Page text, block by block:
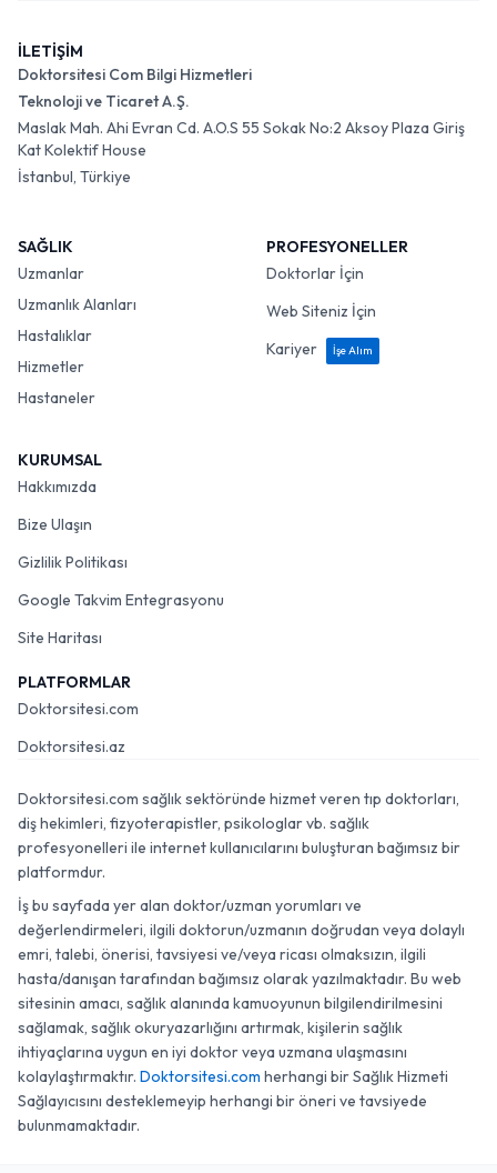
İLETİŞİM
Doktorsitesi Com Bilgi Hizmetleri
Teknoloji ve Ticaret A.Ş.
Maslak Mah. Ahi Evran Cd. A.O.S 55 Sokak No:2 Aksoy Plaza Giriş
Kat Kolektif House
İstanbul, Türkiye
SAĞLIK
Uzmanlar
Uzmanlık Alanları
Hastalıklar
Hizmetler
Hastaneler
PROFESYONELLER
Doktorlar İçin
Web Siteniz İçin
Kariyer
İşe Alım
KURUMSAL
Hakkımızda
Bize Ulaşın
Gizlilik Politikası
Google Takvim Entegrasyonu
Site Haritası
PLATFORMLAR
Doktorsitesi.com
Doktorsitesi.az
Doktorsitesi.com sağlık sektöründe hizmet veren tıp doktorları,
diş hekimleri, fizyoterapistler, psikologlar vb. sağlık
profesyonelleri ile internet kullanıcılarını buluşturan bağımsız bir
platformdur.
İş bu sayfada yer alan doktor/uzman yorumları ve
değerlendirmeleri, ilgili doktorun/uzmanın doğrudan veya dolaylı
emri, talebi, önerisi, tavsiyesi ve/veya ricası olmaksızın, ilgili
hasta/danışan tarafından bağımsız olarak yazılmaktadır. Bu web
sitesinin amacı, sağlık alanında kamuoyunun bilgilendirilmesini
sağlamak, sağlık okuryazarlığını artırmak, kişilerin sağlık
ihtiyaçlarına uygun en iyi doktor veya uzmana ulaşmasını
kolaylaştırmaktır. Doktorsitesi.com herhangi bir Sağlık Hizmeti
Sağlayıcısını desteklemeyip herhangi bir öneri ve tavsiyede
bulunmamaktadır.